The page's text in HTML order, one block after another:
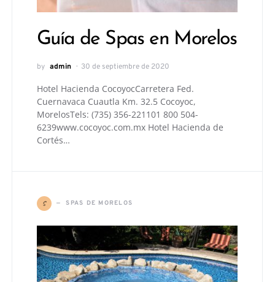
Guía de Spas en Morelos
by admin 30 de septiembre de 2020
Hotel Hacienda CocoyocCarretera Fed.
Cuernavaca Cuautla Km. 32.5 Cocoyoc,
MorelosTels: (735) 356-221101 800 504-
6239www.cocoyoc.com.mx Hotel Hacienda de
Cortés…
S SPAS DE MORELOS